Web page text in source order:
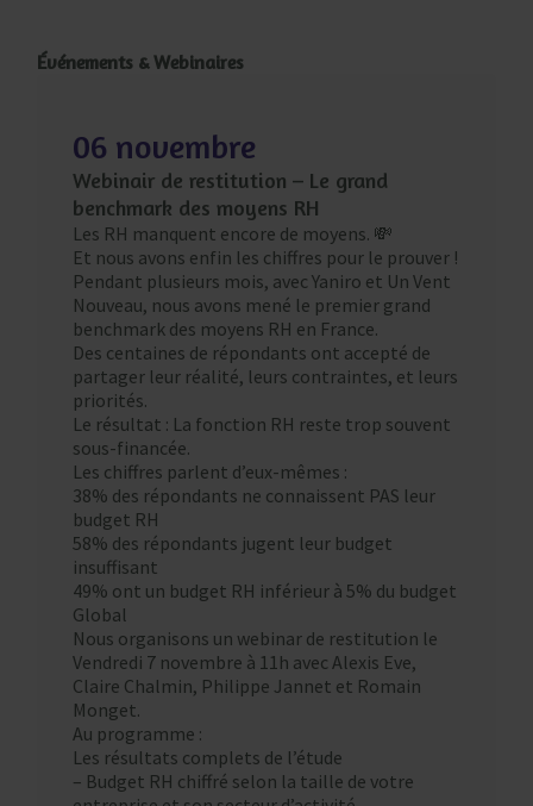
Événements & Webinaires
06 novembre
Webinair de restitution – Le grand
benchmark des moyens RH
Les RH manquent encore de moyens. 💸
Et nous avons enfin les chiffres pour le prouver !
Pendant plusieurs mois, avec Yaniro et Un Vent
Nouveau, nous avons mené le premier grand
benchmark des moyens RH en France.
Des centaines de répondants ont accepté de
partager leur réalité, leurs contraintes, et leurs
priorités.
Le résultat : La fonction RH reste trop souvent
sous-financée.
Les chiffres parlent d’eux-mêmes :
38% des répondants ne connaissent PAS leur
budget RH
58% des répondants jugent leur budget
insuffisant
49% ont un budget RH inférieur à 5% du budget
Global
Nous organisons un webinar de restitution le
Vendredi 7 novembre à 11h avec Alexis Eve,
Claire Chalmin, Philippe Jannet et Romain
Monget.
Au programme :
Les résultats complets de l’étude
– Budget RH chiffré selon la taille de votre